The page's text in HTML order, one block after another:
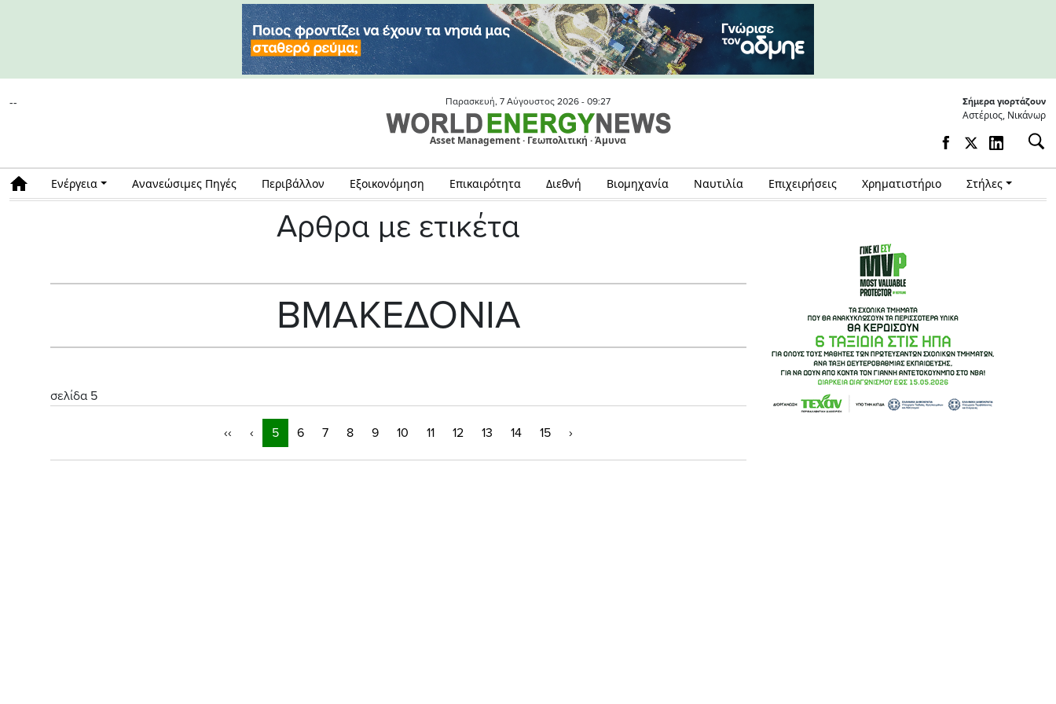
-- Παρασκευή, 7 Αύγουστος 2026 - 09:27
Asset Management · Γεωπολιτική · Άμυνα
Σήμερα γιορτάζουν
Αστέριος, Νικάνωρ
Ενέργεια Ανανεώσιμες Πηγές Περιβάλλον Εξοικονόμηση Επικαιρότητα Διεθνή Βιομηχανία Ναυτιλία Επιχειρήσεις Χρηματιστήριο Στήλες
Αρθρα με ετικέτα
ΒΜΑΚΕΔΟΝΙΑ
σελίδα 5
‹‹ ‹ 5 6 7 8 9 10 11 12 13 14 15 ›